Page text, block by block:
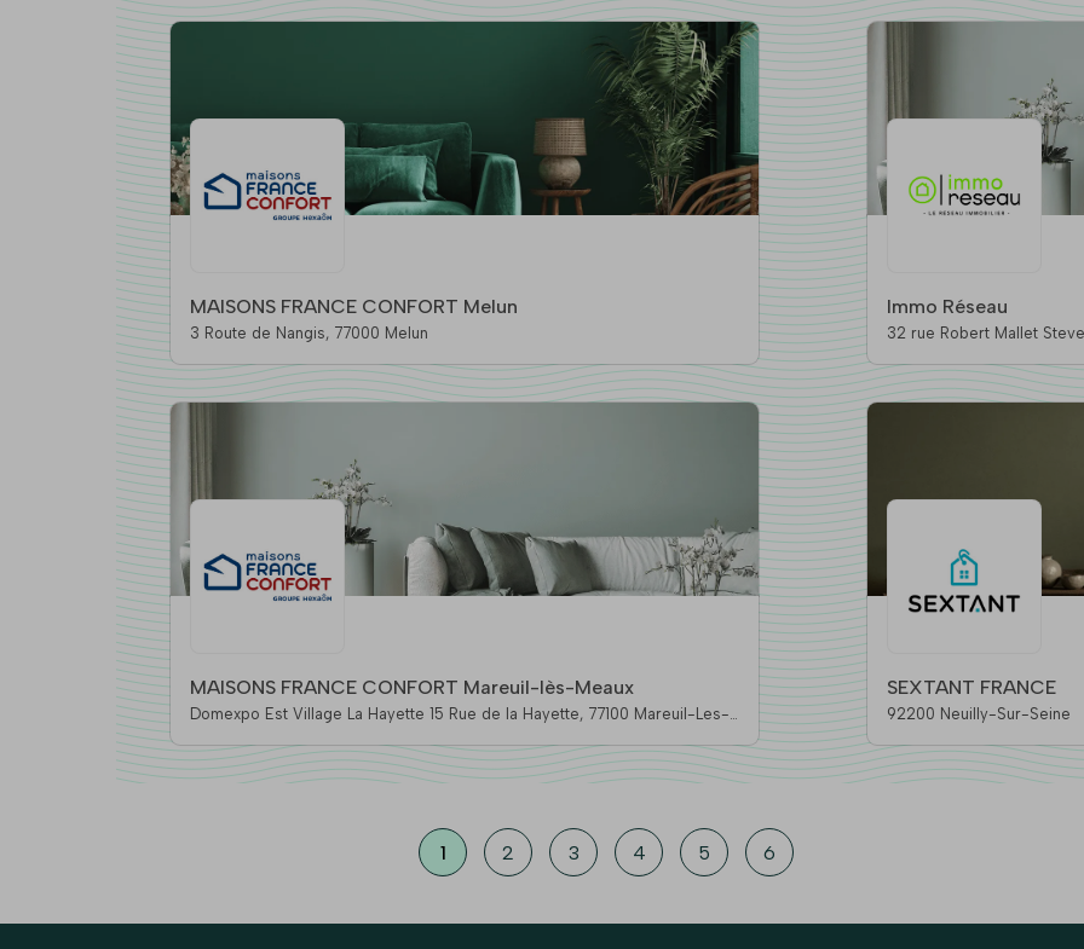
MAISONS FRANCE CONFORT Melun
3 Route de Nangis, 77000 Melun
Immo Réseau
MAISONS FRANCE CONFORT Mareuil-lès-Meaux
Domexpo Est Village La Hayette 15 Rue de la Hayette, 77100 Mareuil-Les-
SEXTANT FRANCE
92200 Neuilly-Sur-Seine
1 2 3 4 5 6